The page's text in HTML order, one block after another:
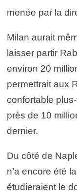
menée par la
Milan aurait
laisser partir
environ 20
permettrait aux
confortable
près de 10
dernier.
Du côté de
n’a encore été
étudieraient le